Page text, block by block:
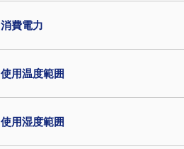
消費電力
使用温度範囲
使用湿度範囲